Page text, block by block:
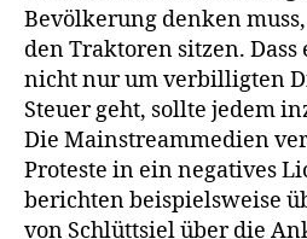
Bevölkerung denken
den Traktoren sitzen. Dass
nicht nur um verbilligten
Steuer geht, sollte jedem
Die Mainstreammedien
Proteste in ein negatives
berichten beispielsweise
von Schlüttsiel über die